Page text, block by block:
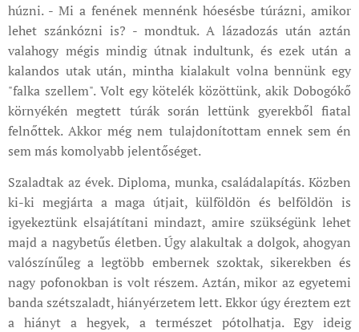
húzni. - Mi a fenének mennénk hóesésbe túrázni, amikor
lehet szánkózni is? - mondtuk. A lázadozás után aztán
valahogy mégis mindig útnak indultunk, és ezek után a
kalandos utak után, mintha kialakult volna bennünk egy
"falka szellem". Volt egy kötelék közöttünk, akik Dobogókő
környékén megtett túrák során lettünk gyerekből fiatal
felnőttek. Akkor még nem tulajdonítottam ennek sem én
sem más komolyabb jelentőséget.
Szaladtak az évek. Diploma, munka, családalapítás. Közben
ki-ki megjárta a maga útjait, külföldön és belföldön is
igyekeztünk elsajátítani mindazt, amire szükségünk lehet
majd a nagybetűs életben. Úgy alakultak a dolgok, ahogyan
valószínűleg a legtöbb embernek szoktak, sikerekben és
nagy pofonokban is volt részem. Aztán, mikor az egyetemi
banda szétszaladt, hiányérzetem lett. Ekkor úgy éreztem ezt
a hiányt a hegyek, a természet pótolhatja. Egy ideig